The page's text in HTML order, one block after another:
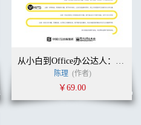
从小白到Office办公达人：职场必备WPS秘籍（全彩）
陈理 (作者)
￥69.00